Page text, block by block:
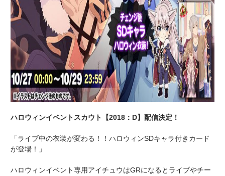
ハロウィンイベントスカウト【2018：D】配信決定！
「ライブ中の衣装が変わる！！ハロウィンSDキャラ付きカード
が登場！」
ハロウィンイベント専用アイチュウはGRになるとライブやチー